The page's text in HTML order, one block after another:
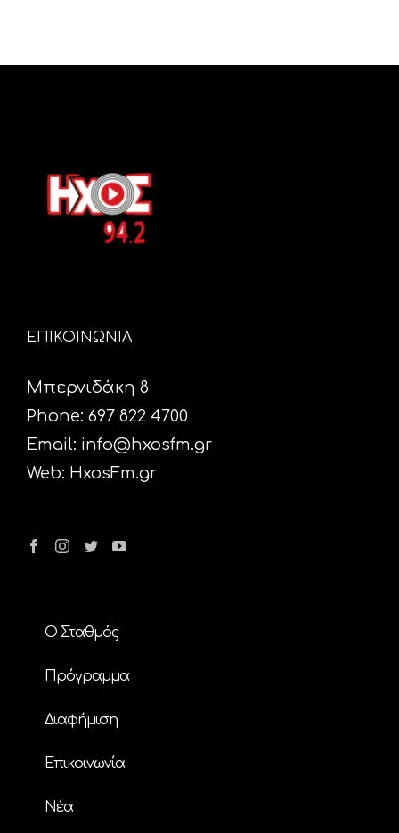
ΕΠΙΚΟΙΝΩΝΙΑ
Μπερνιδάκη 8
Phone: 697 822 4700
Email: info@hxosfm.gr
Web: HxosFm.gr
Ο Σταθμός
Πρόγραμμα
Διαφήμιση
Επικοινωνία
Nέα